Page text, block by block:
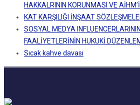
HAKKALRININ KORUNMASI VE
KAT KARŞILIĞI İNŞAAT
SOSYAL MEDYA
FAALİYETLERİNİN HUKUKİ
Sıcak kahve davası